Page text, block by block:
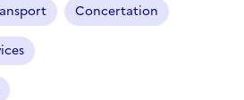
Concertation